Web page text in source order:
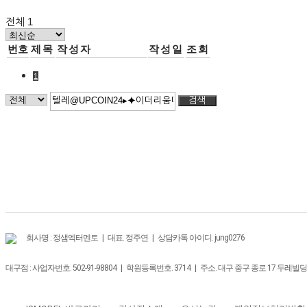
전체 1
번호 제목 작성자 작성일 조회
1
검색
회사명 : 정샘엑터멘토 | 대표. 정주연 | 상담카톡 아이디. jung0276
대구점 : 사업자번호. 502-91-98804 | 학원등록번호. 3714 | 주소. 대구 중구 종로 17 두레빌